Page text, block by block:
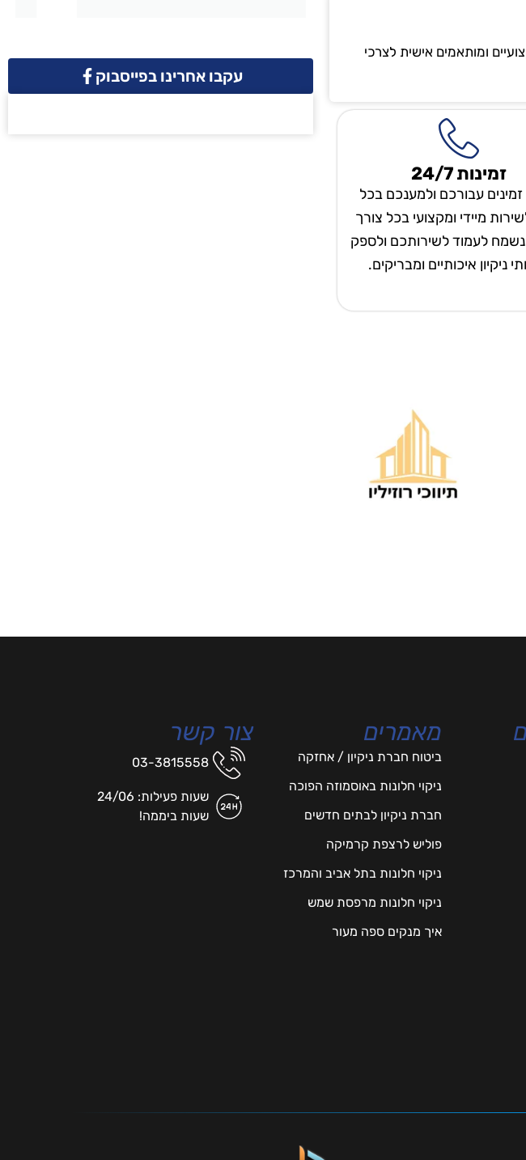
ומותאמים אישית לצרכי
זמינות 24/7
זמינים עבורכם ולמענכם בכל
מיידי ומקצועי בכל צורך
לעמוד לשירותכם ולספק
ניקיון איכותיים ומבריקים.
עקבו אחרינו בפייסבוק
מאמרים
ביטוח חברת ניקיון / אחזקה
ניקוי חלונות באוסמוזה הפוכה
חברת ניקיון לבתים חדשים
פוליש לרצפת קרמיקה
ניקוי חלונות בתל אביב והמרכז
ניקוי חלונות מרפסת שמש
איך מנקים ספה מעור
צור קשר
03-3815558
שעות פעילות: 24/06
שעות ביממה!